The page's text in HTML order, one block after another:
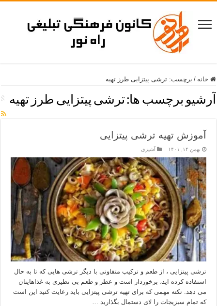
خانه / برچسب:ترشی پیتزایی طرز تهیه
آرشیو برچسب ها:ترشی پیتزایی طرز تهیه
آموزش تهیه ترشی پیتزایی
بهمن ۱۴, ۱۴۰۱ آشپزی
ترشی پیتزایی ، از طعم و ترکیب متفاوتی با دیگر ترشی هایی که تا به حال
استفاده کرده اید، برخوردار است و عطر و طعم بی نظیری به غذاهایتان
می دهد. نکته مهمی که برای تهیه ترشی پیتزایی باید رعایت کنید این است
که تمام سبزیجات را لای دستمال بگذارید …